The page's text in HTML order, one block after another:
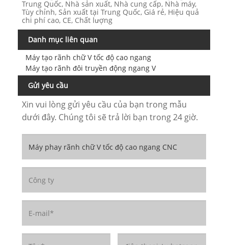
Trung Quốc, Nhà sản xuất, Nhà cung cấp, Nhà máy,
Tùy chỉnh, Sản xuất tại Trung Quốc, Giá rẻ, Hiệu quả
chi phí cao, CE, Chất lượng
Danh mục liên quan
Máy tạo rãnh chữ V tốc độ cao ngang
Máy tạo rãnh đôi truyền động ngang V
Gửi yêu cầu
Xin vui lòng gửi yêu cầu của bạn trong mẫu
dưới đây. Chúng tôi sẽ trả lời bạn trong 24 giờ.